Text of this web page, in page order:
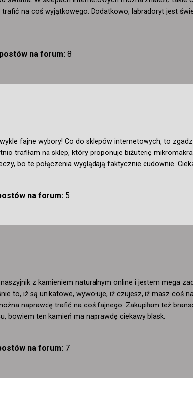
trafić na coś wyjątkowego. Dodatkowo, labradoryt jest
na forum: 8
fajne wybory! Co do sklepów internetowych, to
trafiłam na sklep, który proponuje biżuterię
bo te połączenia wyglądają faktycznie cudownie.
na forum:5
naszyjnik z kamieniem naturalnym online i jestem mega
to, iż są unikatowe, wywołuje, iż czujesz, iż masz coś
naprawdę trafić na coś fajnego. Zakupiłam też
bowiem ten kamień ma naprawdę ciekawy blask.
na forum: 7